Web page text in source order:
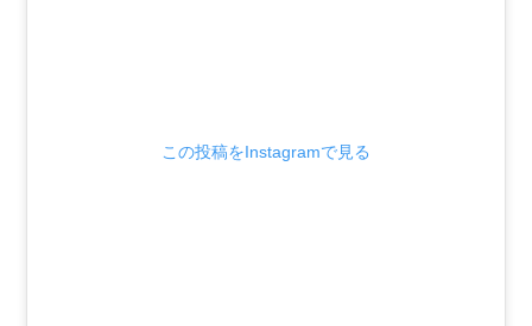
この投稿をInstagramで見る